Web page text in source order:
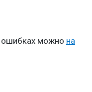
ошибках можно на